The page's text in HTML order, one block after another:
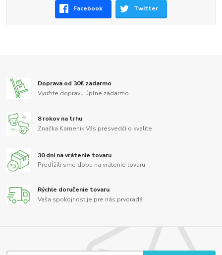
Facebook Twitter
Doprava od 30€ zadarmo
Využite dopravu úplne zadarmo
8 rokov na trhu
Značka Kameník Vás presvedčí o kvalite
30 dní na vrátenie tovaru
Predĺžili sme dobu na vrátenie tovaru
Rýchle doručenie tovaru
Vaša spokojnosť je pre nás prvoradá